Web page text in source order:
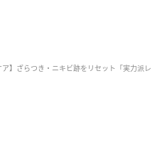
ア】ざらつき・ニキビ跡をリセット「実力派レ